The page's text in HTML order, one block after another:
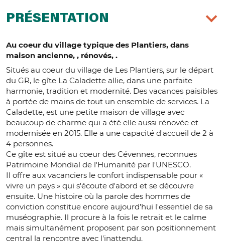
PRÉSENTATION
Au coeur du village typique des Plantiers, dans
maison ancienne, , rénovés, .
Situés au coeur du village de Les Plantiers, sur le départ
du GR, le gîte La Caladette allie, dans une parfaite
harmonie, tradition et modernité. Des vacances paisibles
à portée de mains de tout un ensemble de services. La
Caladette, est une petite maison de village avec
beaucoup de charme qui a été elle aussi rénovée et
modernisée en 2015. Elle a une capacité d'accueil de 2 à
4 personnes.
Ce gîte est situé au coeur des Cévennes, reconnues
Patrimoine Mondial de l'Humanité par l'UNESCO.
Il offre aux vacanciers le confort indispensable pour «
vivre un pays » qui s'écoute d'abord et se découvre
ensuite. Une histoire où la parole des hommes de
conviction constitue encore aujourd’hui l'essentiel de sa
muséographie. Il procure à la fois le retrait et le calme
mais simultanément proposent par son positionnement
central la rencontre avec l'inattendu.